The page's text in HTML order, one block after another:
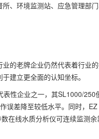
所、环境监测站、应急管理
的老牌企业仍然代表着行业
建立更全面的认知坐标。
表性企业之一，其SL1000/
误差降至较低水平。同时，
在线水质分析仪可连续监测